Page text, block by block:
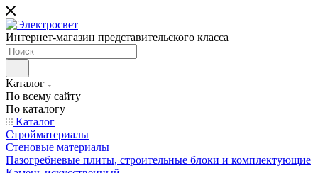
Интернет-магазин представительского класса
Каталог
По всему сайту
По каталогу
Каталог
Стройматериалы
Стеновые материалы
Пазогребневые плиты, строительные блоки и комплектующие